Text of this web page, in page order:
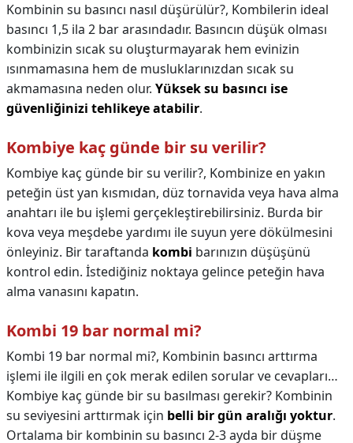
Kombinin su basıncı nasıl düşürülür?, Kombilerin ideal
basıncı 1,5 ila 2 bar arasındadır. Basıncın düşük olması
kombinizin sıcak su oluşturmayarak hem evinizin
ısınmamasına hem de musluklarınızdan sıcak su
akmamasına neden olur. Yüksek su basıncı ise
güvenliğinizi tehlikeye atabilir.
Kombiye kaç günde bir su verilir?
Kombiye kaç günde bir su verilir?, Kombinize en yakın
peteğin üst yan kısmıdan, düz tornavida veya hava alma
anahtarı ile bu işlemi gerçekleştirebilirsiniz. Burda bir
kova veya meşdebe yardımı ile suyun yere dökülmesini
önleyiniz. Bir taraftanda kombi barınızın düşüşünü
kontrol edin. İstediğiniz noktaya gelince peteğin hava
alma vanasını kapatın.
Kombi 19 bar normal mi?
Kombi 19 bar normal mi?, Kombinin basıncı arttırma
işlemi ile ilgili en çok merak edilen sorular ve cevapları…
Kombiye kaç günde bir su basılması gerekir? Kombinin
su seviyesini arttırmak için belli bir gün aralığı yoktur.
Ortalama bir kombinin su basıncı 2-3 ayda bir düşme